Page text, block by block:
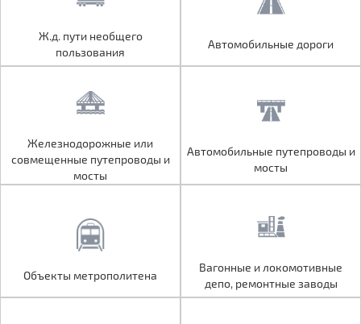
Ж.д. пути необщего
пользования
Автомобильные дороги
Железнодорожные или
совмещенные путепроводы и
мосты
Автомобильные путепроводы и
мосты
Вагонные и локомотивные
Ж.д. пути необщего
пользования
Автомобильные дороги
Железнодорожные или
совмещенные путепроводы и
мосты
Автомобильные путепроводы и
мосты
Объекты метрополитена
Вагонные и локомотивные
депо, ремонтные заводы